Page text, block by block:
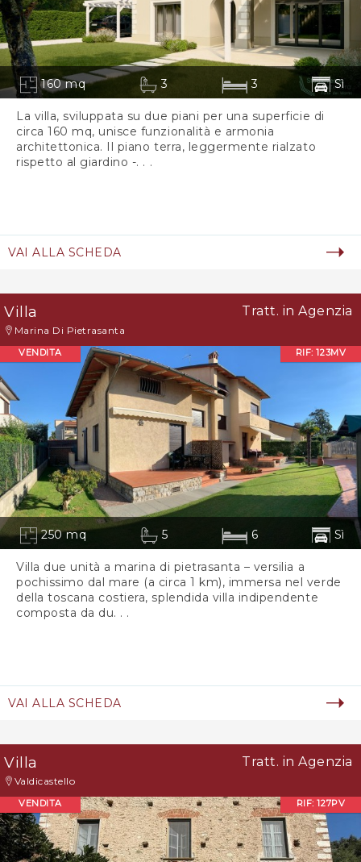
160 mq 3 3 Sì
La villa, sviluppata su due piani per una superficie di
circa 160 mq, unisce funzionalità e armonia
architettonica. Il piano terra, leggermente rialzato
rispetto al giardino -. . .
VAI ALLA SCHEDA
Villa Tratt. in Agenzia
Marina Di Pietrasanta
VENDITA RIF: 123MV
250 mq 5 6 Sì
Villa due unità a marina di pietrasanta – versilia a
pochissimo dal mare (a circa 1 km), immersa nel verde
della toscana costiera, splendida villa indipendente
composta da du. . .
VAI ALLA SCHEDA
Villa Tratt. in Agenzia
Valdicastello
VENDITA RIF: 127PV